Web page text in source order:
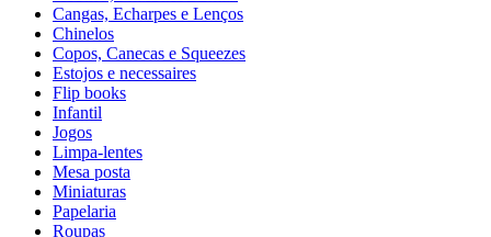
Cangas, Echarpes e Lenços
Chinelos
Copos, Canecas e Squeezes
Estojos e necessaires
Flip books
Infantil
Jogos
Limpa-lentes
Mesa posta
Miniaturas
Papelaria
Roupas